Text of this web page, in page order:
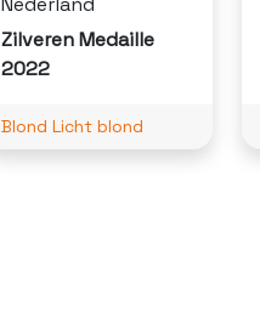
Zilveren Medaille
2022
Blond Licht blond